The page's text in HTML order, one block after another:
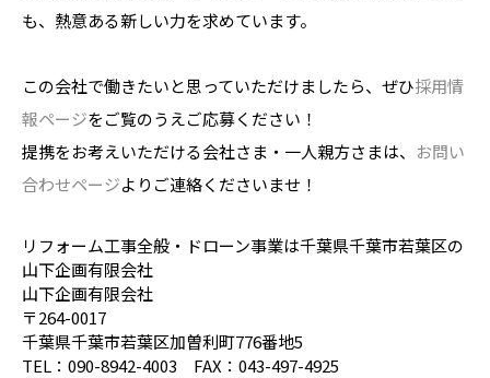
も、熱意ある新しい力を求めています。
この会社で働きたいと思っていただけましたら、ぜひ採用情
報ページをご覧のうえご応募ください！
提携をお考えいただける会社さま・一人親方さまは、 お問い
合わせページよりご連絡くださいませ！
リフォーム工事全般・ドローン事業は千葉県千葉市若葉区の
山下企画有限会社
山下企画有限会社
〒264-0017
千葉県千葉市若葉区加曽利町776番地5
TEL：090-8942-4003 FAX：043-497-4925